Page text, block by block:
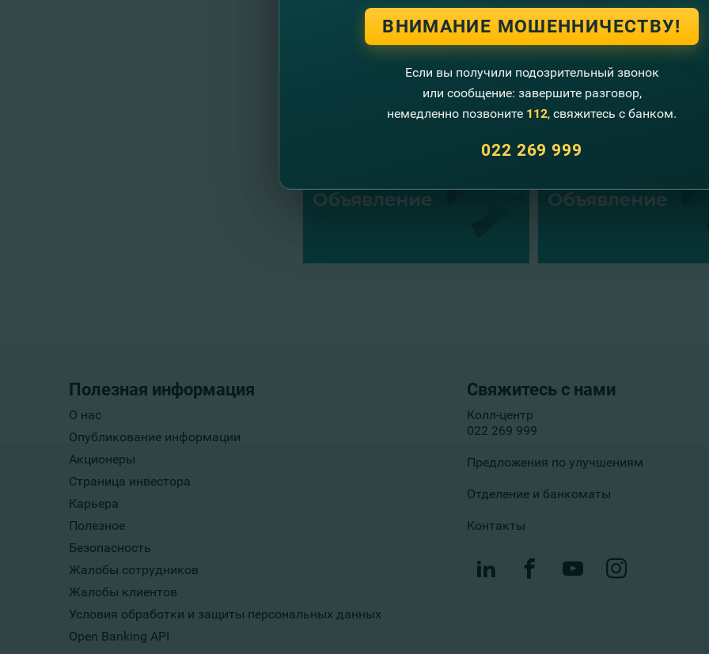
Команда FinComBank
Другие новости
Полезная информация
О нас
Опубликование информации
Акционеры
Страница инвестора
Карьера
Полезное
Безопасность
Жалобы сотрудников
Жалобы клиентов
Условия обработки и защиты персональных данных
Open Banking API
Свяжитесь с нами
Колл-центр
022 269 999
Предложения по улучшениям
Отделение и банкоматы
Контакты
ВНИМАНИЕ МОШЕННИЧЕСТВУ!
Если вы получили подозрительный звонок
или сообщение: завершите разговор,
немедленно позвоните 112, свяжитесь с банком.
022 269 999